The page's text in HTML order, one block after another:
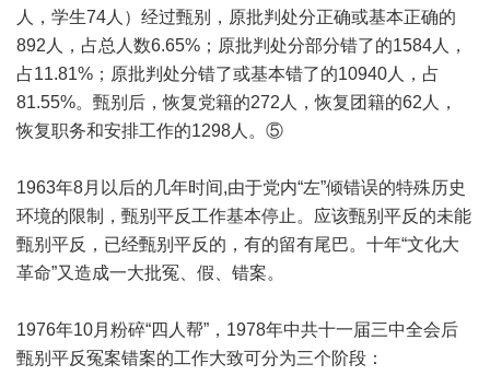
人，学生74人）经过甄别，原批判处分正确或基本正确的
892人，占总人数6.65%；原批判处分部分错了的1584人，
占11.81%；原批判处分错了或基本错了的10940人，占
81.55%。甄别后，恢复党籍的272人，恢复团籍的62人，
恢复职务和安排工作的1298人。⑤
1963年8月以后的几年时间,由于党内“左”倾错误的特殊历史
环境的限制，甄别平反工作基本停止。应该甄别平反的未能
甄别平反，已经甄别平反的，有的留有尾巴。十年“文化大
革命”又造成一大批冤、假、错案。
1976年10月粉碎“四人帮”，1978年中共十一届三中全会后
甄别平反冤案错案的工作大致可分为三个阶段：